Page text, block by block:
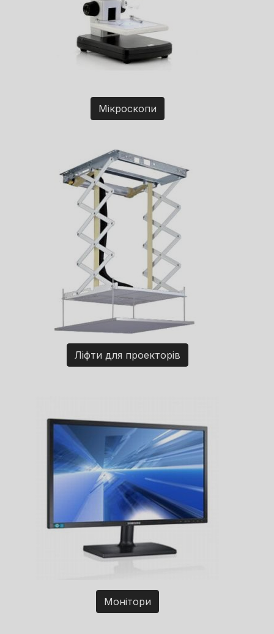
Мікроскопи
Ліфти для проекторів
Монітори